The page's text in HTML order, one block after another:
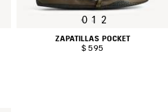
0 1 2
ZAPATILLAS POCKET
$ 595